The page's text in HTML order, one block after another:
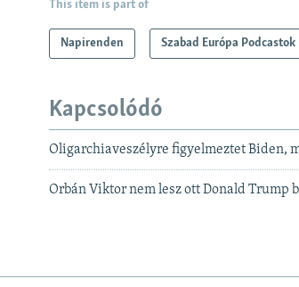
This item is part of
Napirenden Szabad Európa Podcastok
Kapcsolódó
Oligarchiaveszélyre figyelmeztet Biden,
Orbán Viktor nem lesz ott Donald Trump